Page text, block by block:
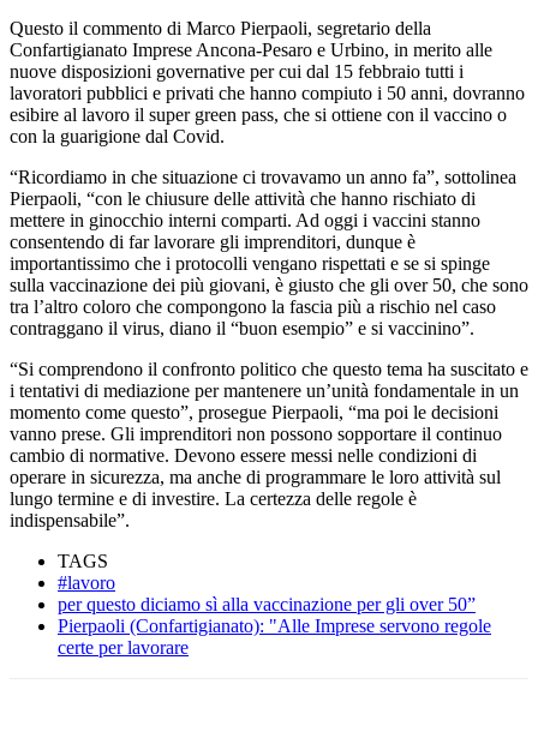
Questo il commento di Marco Pierpaoli, segretario della
Confartigianato Imprese Ancona-Pesaro e Urbino, in merito alle
nuove disposizioni governative per cui dal 15 febbraio tutti i
lavoratori pubblici e privati che hanno compiuto i 50 anni, dovranno
esibire al lavoro il super green pass, che si ottiene con il vaccino o
con la guarigione dal Covid.
“Ricordiamo in che situazione ci trovavamo un anno fa”, sottolinea
Pierpaoli, “con le chiusure delle attività che hanno rischiato di
mettere in ginocchio interni comparti. Ad oggi i vaccini stanno
consentendo di far lavorare gli imprenditori, dunque è
importantissimo che i protocolli vengano rispettati e se si spinge
sulla vaccinazione dei più giovani, è giusto che gli over 50, che sono
tra l’altro coloro che compongono la fascia più a rischio nel caso
contraggano il virus, diano il “buon esempio” e si vaccinino”.
“Si comprendono il confronto politico che questo tema ha suscitato e
i tentativi di mediazione per mantenere un’unità fondamentale in un
momento come questo”, prosegue Pierpaoli, “ma poi le decisioni
vanno prese. Gli imprenditori non possono sopportare il continuo
cambio di normative. Devono essere messi nelle condizioni di
operare in sicurezza, ma anche di programmare le loro attività sul
lungo termine e di investire. La certezza delle regole è
indispensabile”.
TAGS
#lavoro
per questo diciamo sì alla vaccinazione per gli over 50”
Pierpaoli (Confartigianato): "Alle Imprese servono regole
certe per lavorare